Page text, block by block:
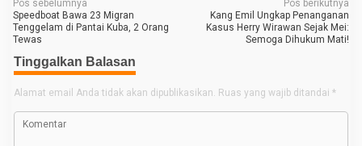
N
a
v
i
g
a
Pos sebelumnya
Speedboat Bawa 23 Migran
Tenggelam di Pantai Kuba, 2 Orang
Tewas
Pos berikutnya
Kang Emil Ungkap Penanganan
Kasus Herry Wirawan Sejak Mei:
Semoga Dihukum Mati!
Tinggalkan Balasan
Alamat email Anda tidak akan dipublikasikan. Ruas yang wajib ditandai *